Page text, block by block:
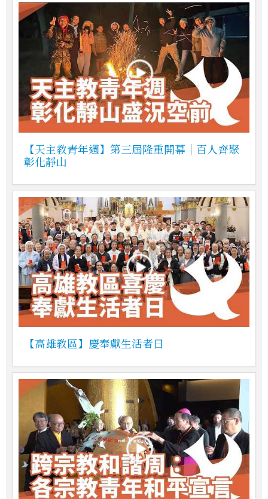
【天主教青年週】第三屆隆重開幕｜百人齊聚
彰化靜山
【高雄教區】慶奉獻生活者日